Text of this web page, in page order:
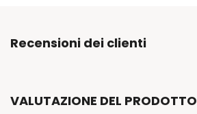
Recensioni dei clienti
VALUTAZIONE DEL PRODOTTO